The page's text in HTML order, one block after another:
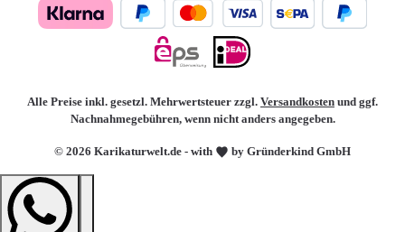
© 2026 Karikaturwelt.de - with by Gründerkind GmbH
Alle Preise inkl. gesetzl. Mehrwertsteuer zzgl. Versandkosten und ggf.
Nachnahmegebühren, wenn nicht anders angegeben.